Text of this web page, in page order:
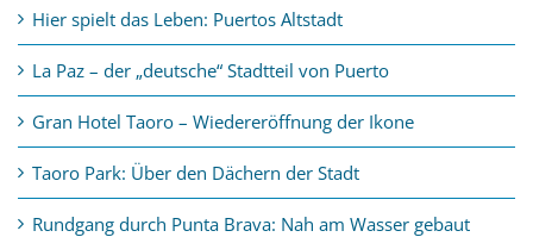
Hier spielt das Leben: Puertos Altstadt
La Paz – der „deutsche“ Stadtteil von Puerto
Gran Hotel Taoro – Wiedereröffnung der Ikone
Taoro Park: Über den Dächern der Stadt
Rundgang durch Punta Brava: Nah am Wasser gebaut